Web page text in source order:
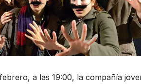
a las 19:00, la compañía